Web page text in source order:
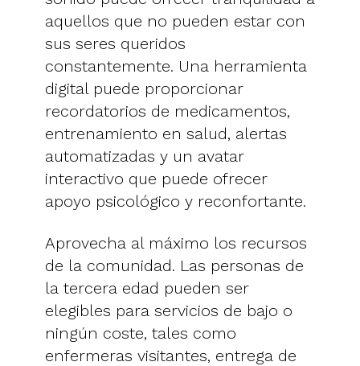
aquellos que no pueden estar con
sus seres queridos
constantemente. Una herramienta
digital puede proporcionar
recordatorios de medicamentos,
entrenamiento en salud, alertas
automatizadas y un avatar
interactivo que puede ofrecer
apoyo psicológico y reconfortante.
Aprovecha al máximo los recursos
de la comunidad. Las personas de
la tercera edad pueden ser
elegibles para servicios de bajo o
ningún coste, tales como
enfermeras visitantes, entrega de